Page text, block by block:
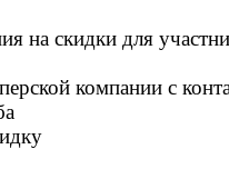
на скидки для
компании с